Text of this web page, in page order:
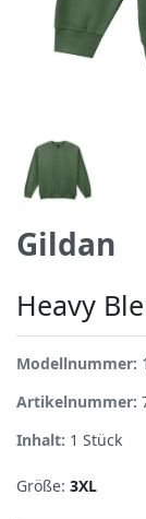
Gildan
Heavy
Modellnummer:
Artikelnummer:
Inhalt: 1 Stück
Größe: 3XL